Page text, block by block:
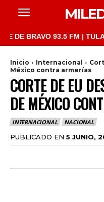
93.5 FM |
Inicio Internacional
México contra armerías
CORTE DE EU
DE MÉXICO
INTERNACIONAL NACIONAL
PUBLICADO EN 5 JUNIO,